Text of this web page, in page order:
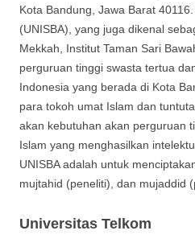
Kota Bandung, Jawa Barat
(UNISBA), yang juga dikenal
Mekkah, Institut Taman Sari
perguruan tinggi swasta tertua
Indonesia yang berada di Kota
para tokoh umat Islam dan
akan kebutuhan akan perguruan
Islam yang menghasilkan
UNISBA adalah untuk
mujtahid (peneliti), dan mujaddid
Universitas Telkom